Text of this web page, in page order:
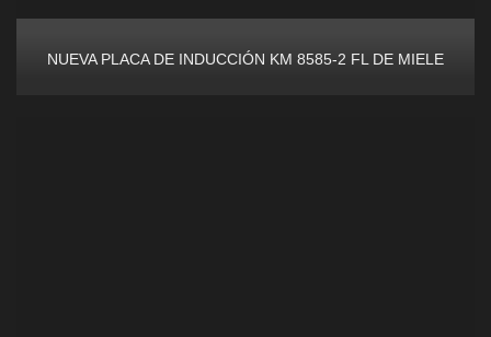
NUEVA PLACA DE INDUCCIÓN KM 8585-2 FL DE MIELE